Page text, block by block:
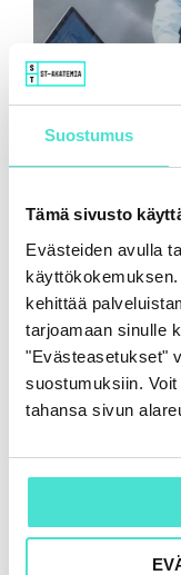
Suostumus
Tämä sivusto
Evästeiden avulla
kehittää
tarjoamaan sinulle
"Evästeasetukset"
suostumuksiin.
tahansa sivun
Tekoäly ja
käyttäjän on
3.6.2026